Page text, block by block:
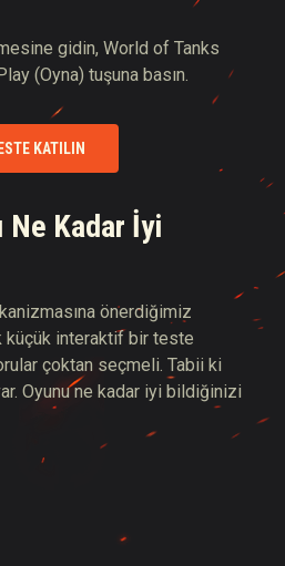
gidin, World of Tanks
(Oyna) tuşuna basın.
KATILIN
Ne Kadar İyi
önerdiğimiz
interaktif bir teste
çoktan seçmeli. Tabii ki
Oyunu ne kadar iyi bildiğinizi